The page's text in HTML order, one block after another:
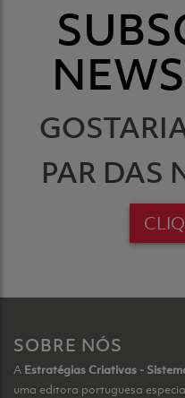
PAR DAS
SOBRE NÓS
A Estratégias Criativas -
uma editora portuguesa